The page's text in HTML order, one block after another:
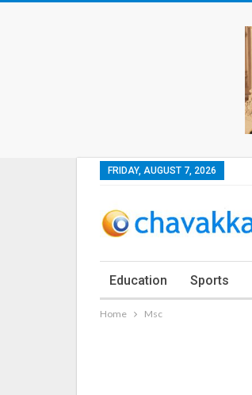
FRIDAY, AUGUST 7, 2026
Education Sports
Home Msc